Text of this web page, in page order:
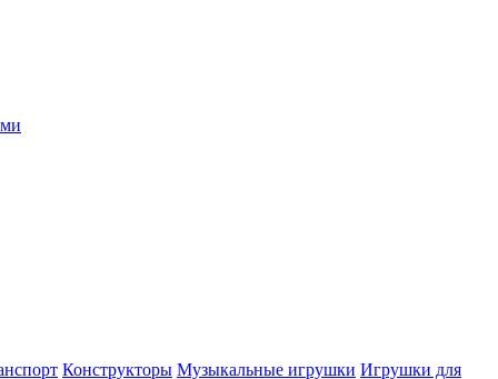
Конструкторы Музыкальные игрушки Игрушки для